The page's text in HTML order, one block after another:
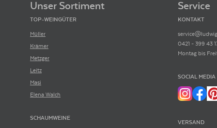
Unser Sortiment
TOP-WEINGÜTER
Müller
Krämer
Metzger
Leitz
Masi
Elena Walch
SCHAUMWEINE
Service
KONTAKT
0421 - 399 43
Montag bis
SOCIAL MEDIA
VERSAND